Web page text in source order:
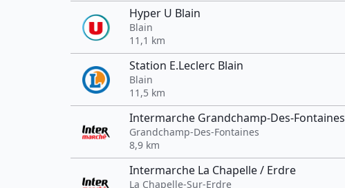
Hyper U Blain
Blain
11,1 km
Station E.Leclerc Blain
Blain
11,5 km
Intermarche Grandchamp-Des-Fontaines
Grandchamp-Des-Fontaines
8,9 km
Intermarche La Chapelle / Erdre
La Chapelle-Sur-Erdre